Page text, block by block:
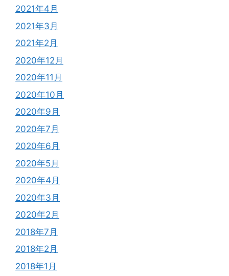
2021年4月
2021年3月
2021年2月
2020年12月
2020年11月
2020年10月
2020年9月
2020年7月
2020年6月
2020年5月
2020年4月
2020年3月
2020年2月
2018年7月
2018年2月
2018年1月